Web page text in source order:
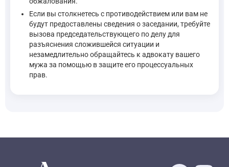
Если вы столкнетесь с противодействием или вам не
будут предоставлены сведения о заседании, требуйте
вызова председательствующего по делу для
разъяснения сложившейся ситуации и
незамедлительно обращайтесь к адвокату вашего
мужа за помощью в защите его процессуальных
прав.